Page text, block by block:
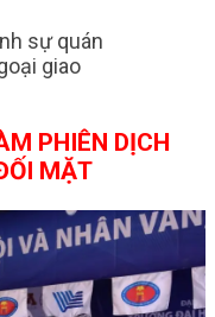
sự quán
giao
PHIÊN DỊCH
MẶT